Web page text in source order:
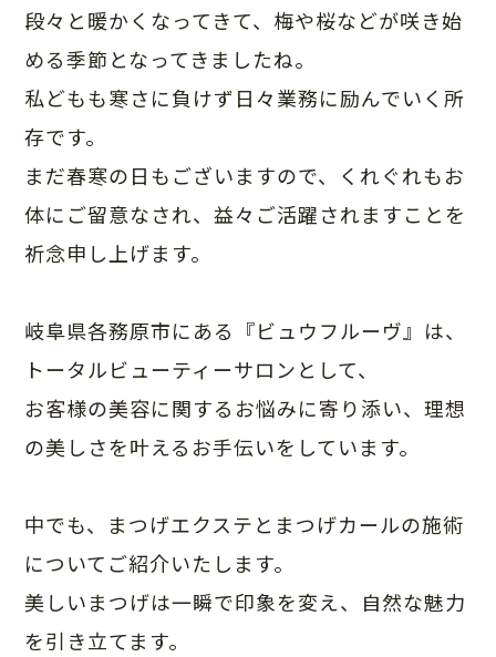
段々と暖かくなってきて、梅や桜などが咲き始
める季節となってきましたね。
私どもも寒さに負けず日々業務に励んでいく所
存です。
まだ春寒の日もございますので、くれぐれもお
体にご留意なされ、益々ご活躍されますことを
祈念申し上げます。
岐阜県各務原市にある『ビュウフルーヴ』は、
トータルビューティーサロンとして、
お客様の美容に関するお悩みに寄り添い、理想
の美しさを叶えるお手伝いをしています。
中でも、まつげエクステとまつげカールの施術
についてご紹介いたします。
美しいまつげは一瞬で印象を変え、自然な魅力
を引き立てます。